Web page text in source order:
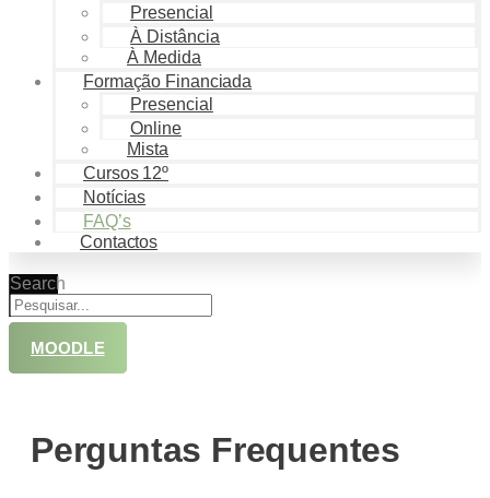
Presencial
À Distância
À Medida
Formação Financiada
Presencial
Online
Mista
Cursos 12º
Notícias
FAQ’s
Contactos
Search
MOODLE
Perguntas Frequentes